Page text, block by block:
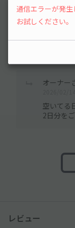
2025/02/
1泊2日での利用
オーナー
空いてる
2日分を
レビュー
通信エラーが発
お試しください。